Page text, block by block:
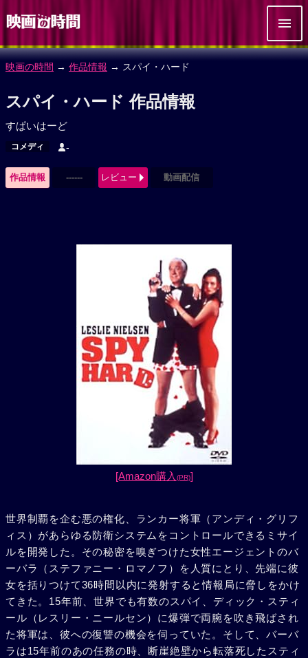
映画の時間 → 作品情報 → スパイ・ハード
スパイ・ハード 作品情報
すぱいはーど
コメディ -
作品情報 ------ レビュー 動画配信
[Amazon購入 (PR)]
世界制覇を企む悪の権化、ランカー将軍（アンディ・グリフ
ィス）があらゆる防衛システムをコントロールできるミサイ
ルを開発した。その秘密を嗅ぎつけた女性エージェントのバ
ーバラ（ステファニー・ロマノフ）を人質にとり、先端に彼
女を括りつけて36時間以内に発射すると情報局に脅しをかけ
てきた。15年前、世界でも有数のスパイ、ディック・スティ
ール（レスリー・ニールセン）に爆弾で両腕を吹き飛ばされ
た将軍は、彼への復讐の機会を伺っていた。そして、バーバ
ラは15年前のあの任務の時、断崖絶壁から転落死したスティ